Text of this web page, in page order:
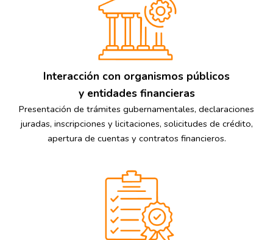
Interacción con organismos públicos
y entidades financieras
Presentación de trámites gubernamentales, declaraciones
juradas, inscripciones y licitaciones, solicitudes de crédito,
apertura de cuentas y contratos financieros.